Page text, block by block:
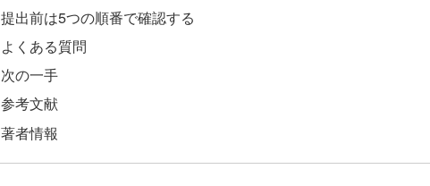
提出前は5つの順番で確認する
よくある質問
次の一手
参考文献
著者情報